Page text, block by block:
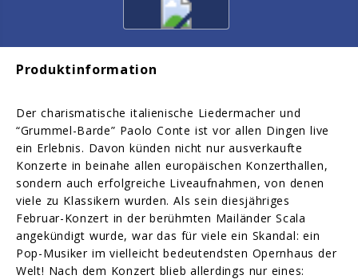
Produktinformation
Der charismatische italienische Liedermacher und
“Grummel-Barde” Paolo Conte ist vor allen Dingen live
ein Erlebnis. Davon künden nicht nur ausverkaufte
Konzerte in beinahe allen europäischen Konzerthallen,
sondern auch erfolgreiche Liveaufnahmen, von denen
viele zu Klassikern wurden. Als sein diesjähriges
Februar-Konzert in der berühmten Mailänder Scala
angekündigt wurde, war das für viele ein Skandal: ein
Pop-Musiker im vielleicht bedeutendsten Opernhaus der
Welt! Nach dem Konzert blieb allerdings nur eines: